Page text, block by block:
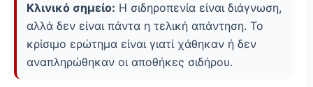
Κλινικό σημείο: Η σιδηροπενία είναι διάγνωση,
αλλά δεν είναι πάντα η τελική απάντηση. Το
κρίσιμο ερώτημα είναι γιατί χάθηκαν ή δεν
αναπληρώθηκαν οι αποθήκες σιδήρου.